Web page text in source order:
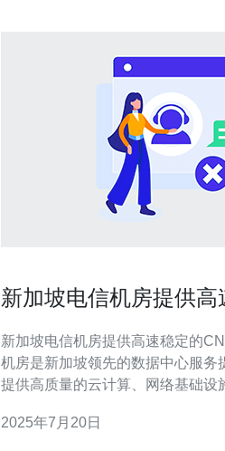
新加坡电信机房提供高
新加坡电信机房提供高速稳定的CN2网络服
机房是新加坡领先的数据中心服务
提供高质量的云计算、网络基础设
稳定性。 CN2网络是中国电信推出的一种高速稳定的网络
2025年7月20日